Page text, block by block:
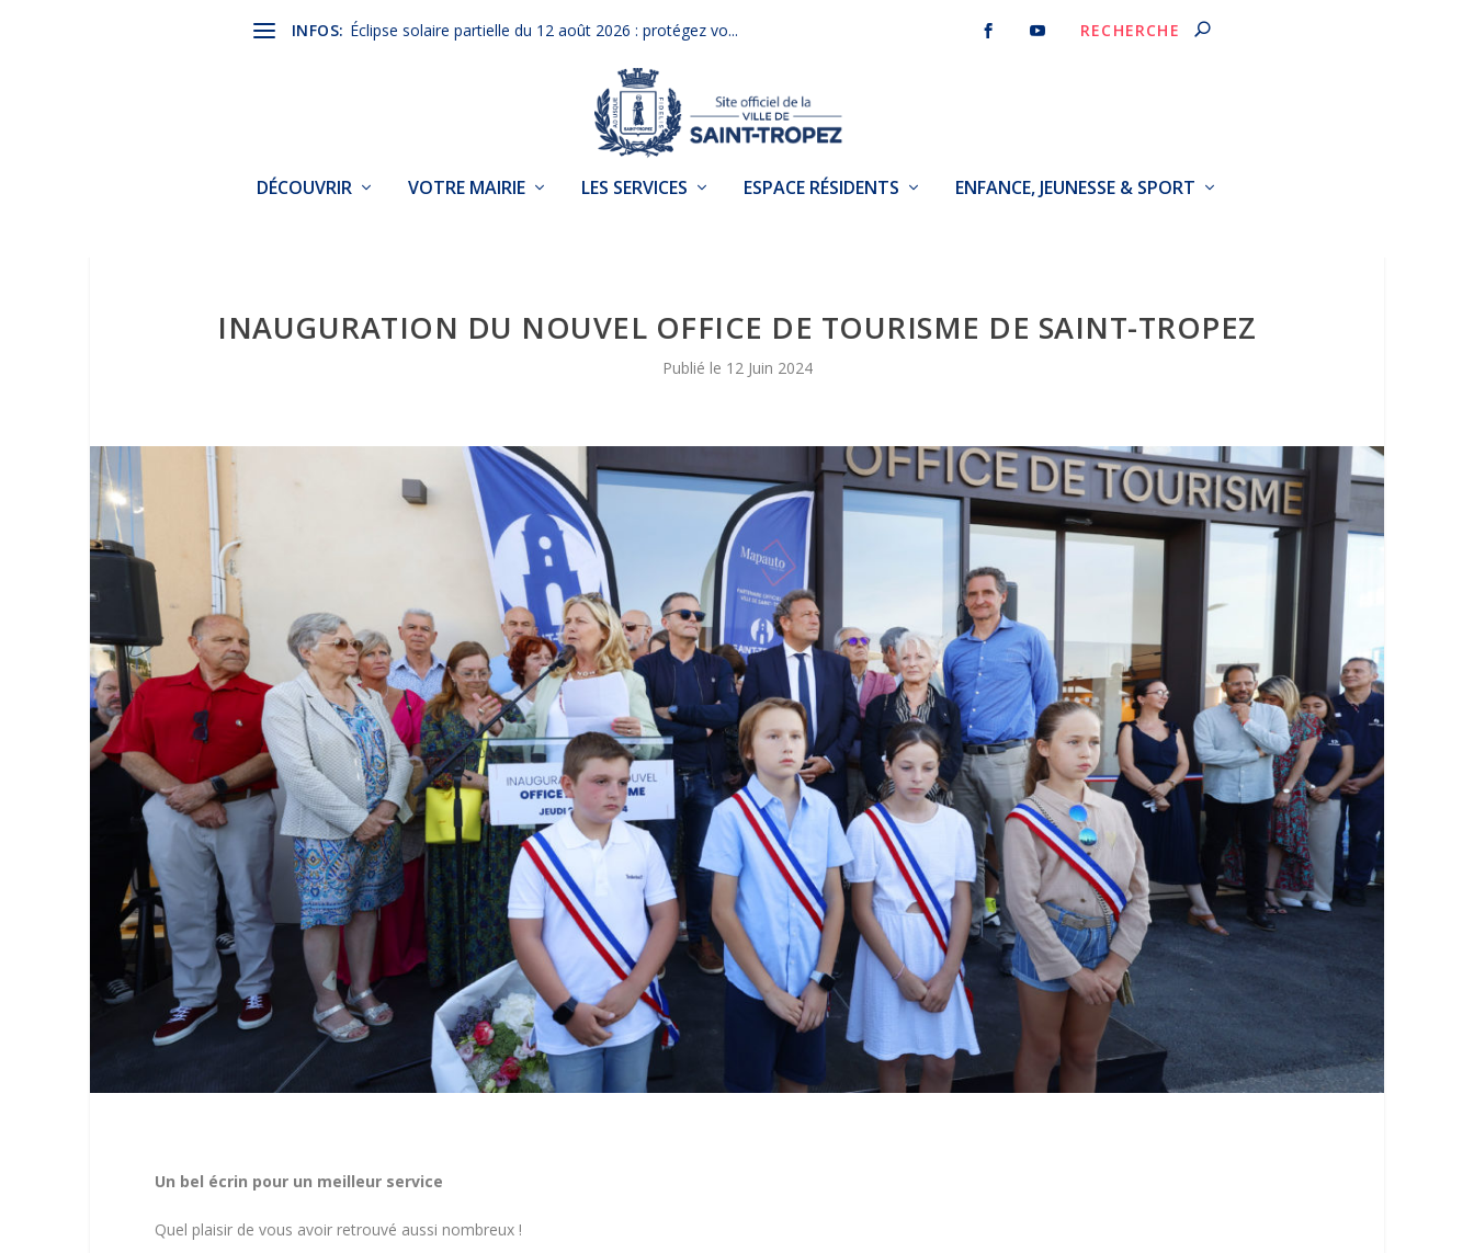
INFOS: Éclipse solaire partielle du 12 août 2026 : protégez vo...
DÉCOUVRIR VOTRE MAIRIE LES SERVICES ESPACE RÉSIDENTS ENFANCE, JEUNESSE & SPORT
INAUGURATION DU NOUVEL OFFICE DE TOURISME DE SAINT-TROPEZ
12 Juin 2024
Un bel écrin pour un meilleur service
Quel plaisir de vous avoir retrouvé aussi nombreux !